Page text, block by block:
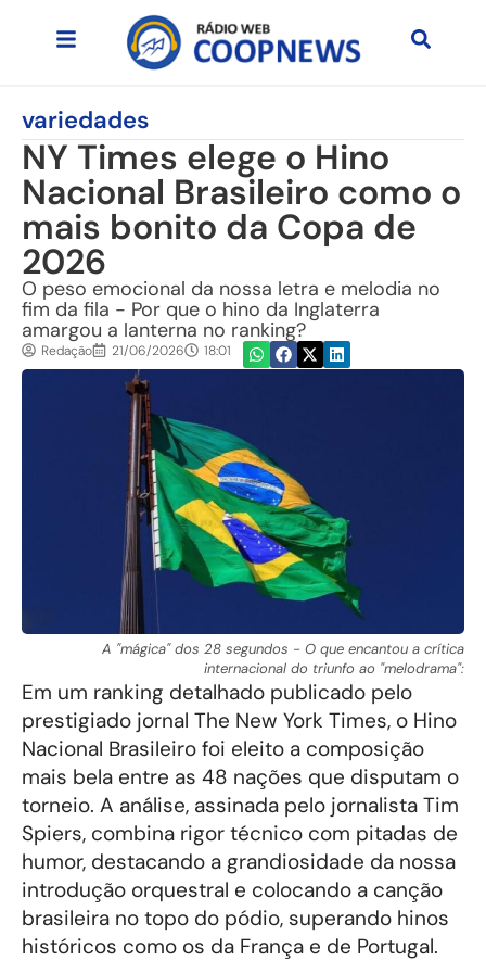
variedades
NY Times elege o Hino
Nacional Brasileiro como o
mais bonito da Copa de
2026
O peso emocional da nossa letra e melodia no
fim da fila - Por que o hino da Inglaterra
amargou a lanterna no ranking?
Redação 21/06/2026 18:01
A "mágica" dos 28 segundos - O que encantou a crítica
internacional do triunfo ao "melodrama":
Em um ranking detalhado publicado pelo
prestigiado jornal The New York Times, o Hino
Nacional Brasileiro foi eleito a composição
mais bela entre as 48 nações que disputam o
torneio. A análise, assinada pelo jornalista Tim
Spiers, combina rigor técnico com pitadas de
humor, destacando a grandiosidade da nossa
introdução orquestral e colocando a canção
brasileira no topo do pódio, superando hinos
históricos como os da França e de Portugal.